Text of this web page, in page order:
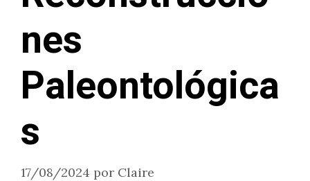
nes
Paleontológica
s
17/08/2024 por Claire